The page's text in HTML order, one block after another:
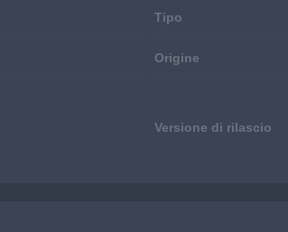
Tipo
Origine
Versione di rilascio